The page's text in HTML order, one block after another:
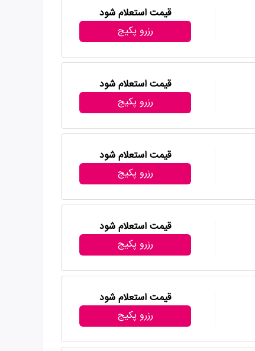
قیمت استعلام شود
رزرو پکیج
قیمت استعلام شود
رزرو پکیج
قیمت استعلام شود
رزرو پکیج
قیمت استعلام شود
رزرو پکیج
قیمت استعلام شود
رزرو پکیج